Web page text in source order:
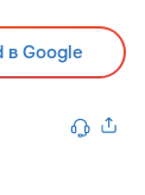
в Google